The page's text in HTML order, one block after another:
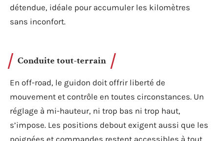
détendue, idéale pour accumuler les kilomètres
sans inconfort.
Conduite tout-terrain
En off-road, le guidon doit offrir liberté de
mouvement et contrôle en toutes circonstances. Un
réglage à mi-hauteur, ni trop bas ni trop haut,
s’impose. Les positions debout exigent aussi que les
poignées et commandes restent accessibles à tout